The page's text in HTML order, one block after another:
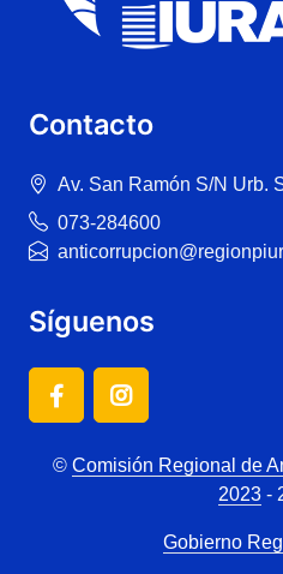
Contacto
Av. San Ramón S/N Urb.
073-284600
Síguenos
© Comisión Regional de
2023-
Gobierno